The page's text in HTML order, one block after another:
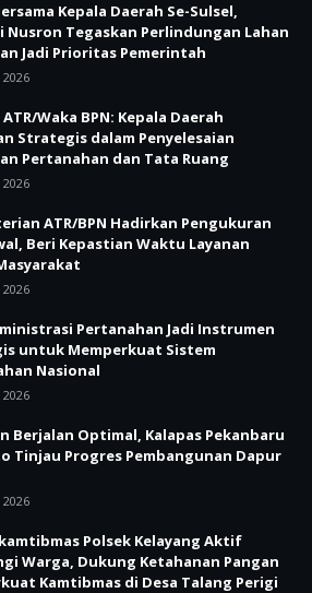
Kepala Daerah Se-Sulsel,
Nusron Tegaskan Perlindungan Lahan
Jadi Prioritas Pemerintah
2026
Waka BPN: Kepala Daerah
Strategis dalam Penyelesaian
Pertanahan dan Tata Ruang
2026
ATR/BPN Hadirkan Pengukuran
Beri Kepastian Waktu Layanan
2026
Pertanahan Jadi Instrumen
untuk Memperkuat Sistem
Nasional
2026
Berjalan Optimal, Kalapas Pekanbaru
Tinjau Progres Pembangunan Dapur
2026
Polsek Kelayang Aktif
Warga, Dukung Ketahanan Pangan
Kamtibmas di Desa Talang Perigi